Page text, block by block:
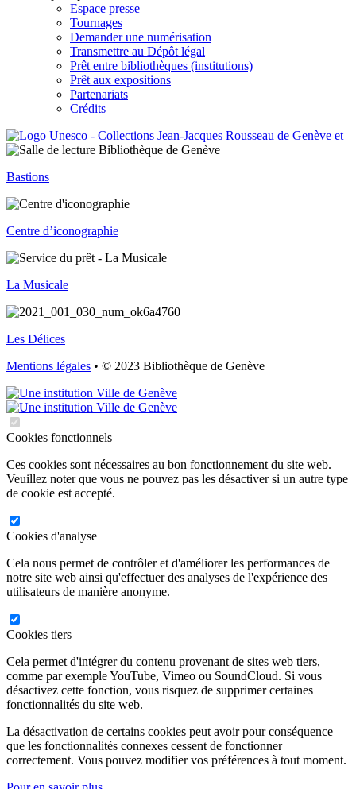
Espace presse
Tournages
Demander une numérisation
Transmettre au Dépôt légal
Prêt entre bibliothèques (institutions)
Prêt aux expositions
Partenariats
Crédits
Bastions
Centre d’iconographie
La Musicale
Les Délices
Mentions légales • © 2023 Bibliothèque de Genève
Cookies fonctionnels
Ces cookies sont nécessaires au bon fonctionnement du site web.
Veuillez noter que vous ne pouvez pas les désactiver si un autre type
de cookie est accepté.
Cookies d'analyse
Cela nous permet de contrôler et d'améliorer les performances de
notre site web ainsi qu'effectuer des analyses de l'expérience des
utilisateurs de manière anonyme.
Cookies tiers
Cela permet d'intégrer du contenu provenant de sites web tiers,
comme par exemple YouTube, Vimeo ou SoundCloud. Si vous
désactivez cette fonction, vous risquez de supprimer certaines
fonctionnalités du site web.
La désactivation de certains cookies peut avoir pour conséquence
que les fonctionnalités connexes cessent de fonctionner
correctement. Vous pouvez modifier vos préférences à tout moment.